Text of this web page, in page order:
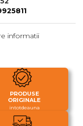
informatii
PRODUSE
ORIGINALE
intotdeauna